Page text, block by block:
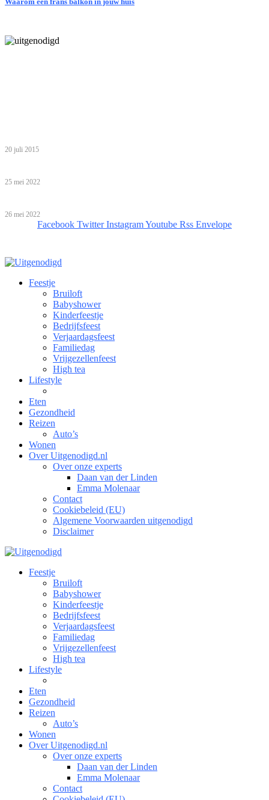
20 juli 2015
25 mei 2022
26 mei 2022
Facebook Twitter InstagramYoutube Rss Envelope
Feestje
Bruiloft
Babyshower
Kinderfeestje
Bedrijfsfeest
Verjaardagsfeest
Familiedag
Vrijgezellenfeest
High tea
Lifestyle
Eten
Gezondheid
Reizen
Auto’s
Wonen
Over Uitgenodigd.nl
Over onze experts
Daan van der Linden
Emma Molenaar
Contact
Cookiebeleid (EU)
Algemene Voorwaarden uitgenodigd
Disclaimer
Feestje
Bruiloft
Babyshower
Kinderfeestje
Bedrijfsfeest
Verjaardagsfeest
Familiedag
Vrijgezellenfeest
High tea
Lifestyle
Eten
Gezondheid
Reizen
Auto’s
Wonen
Over Uitgenodigd.nl
Over onze experts
Daan van der Linden
Emma Molenaar
Contact